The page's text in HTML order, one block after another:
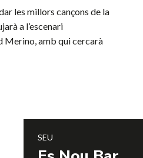
les millors cançons de la
a l’escenari
Merino, amb qui cercarà
SEU